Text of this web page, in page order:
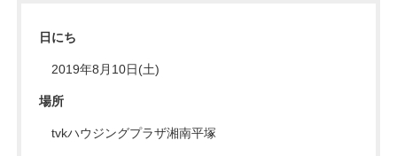
日にち
2019年8月10日(土)
場所
tvkハウジングプラザ湘南平塚